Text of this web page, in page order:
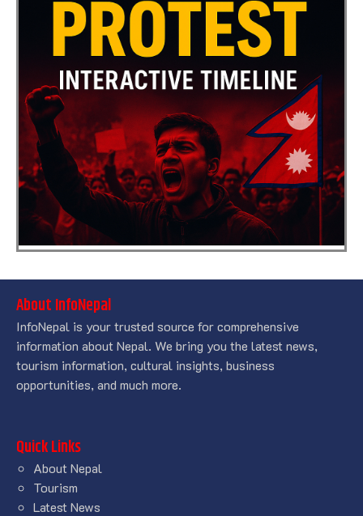
About InfoNepal
InfoNepal is your trusted source for comprehensive
information about Nepal. We bring you the latest news,
tourism information, cultural insights, business
opportunities, and much more.
Quick Links
About Nepal
Tourism
Latest News